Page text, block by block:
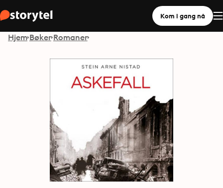
Kom i gang nå
Hjem Bøker Romaner